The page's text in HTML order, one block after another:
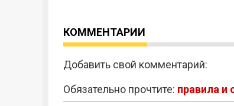
кладбищем
КОММЕНТАРИИ
Добавить свой комментарий:
Обязательно прочтите: правила и